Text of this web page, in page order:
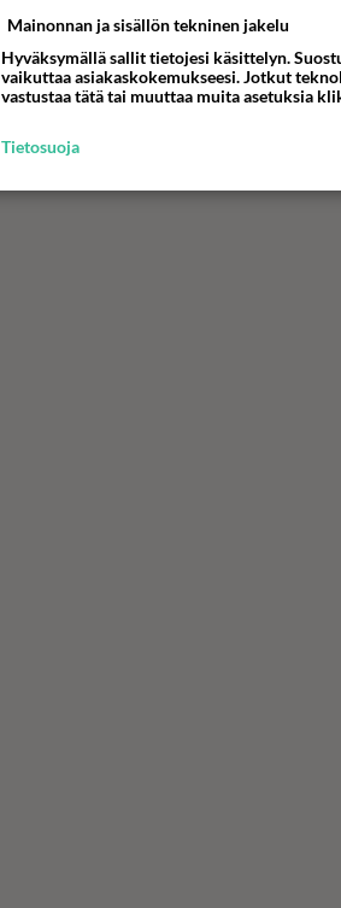
Mainonnan ja sisällön tekninen jakelu
Hyväksymällä sallit tietojesi käsittelyn.
vaikuttaa asiakaskokemukseesi. Jotkut
vastustaa tätä tai muuttaa muita asetuksia
Tietosuoja